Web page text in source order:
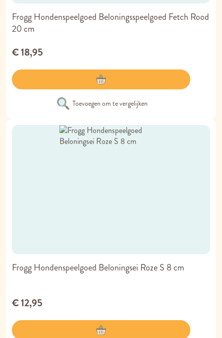
Frogg Hondenspeelgoed Beloningsspeelgoed Fetch Rood
20 cm
€ 18,95
Toevoegen om te vergelijken
Frogg Hondenspeelgoed Beloningsei Roze S 8 cm
€ 12,95